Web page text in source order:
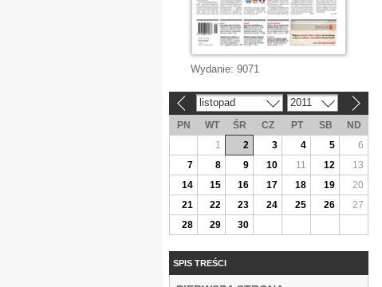
Wydanie: 9071
listopad 2011
PN WT ŚR CZ PT SB
ND
1
2 3 4 5
6
7
8 9 10 11 12
13
14
15 16 17 18 19
20
21
22 23 24 25 26
27
28
29 30
SPIS TREŚCI